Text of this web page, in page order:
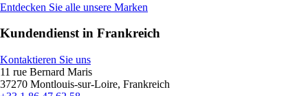
Entdecken Sie alle unsere Marken
Kundendienst in Frankreich
Kontaktieren Sie uns
11 rue Bernard Maris
37270 Montlouis-sur-Loire, Frankreich